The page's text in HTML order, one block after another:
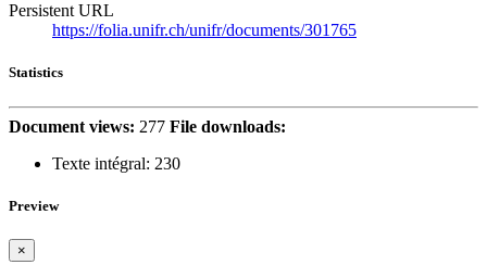
Persistent URL
https://folia.unifr.ch/unifr/documents/301765
Statistics
Document views: 277 File downloads:
Texte intégral: 230
Preview
×